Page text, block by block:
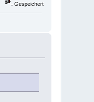
Gespeichert